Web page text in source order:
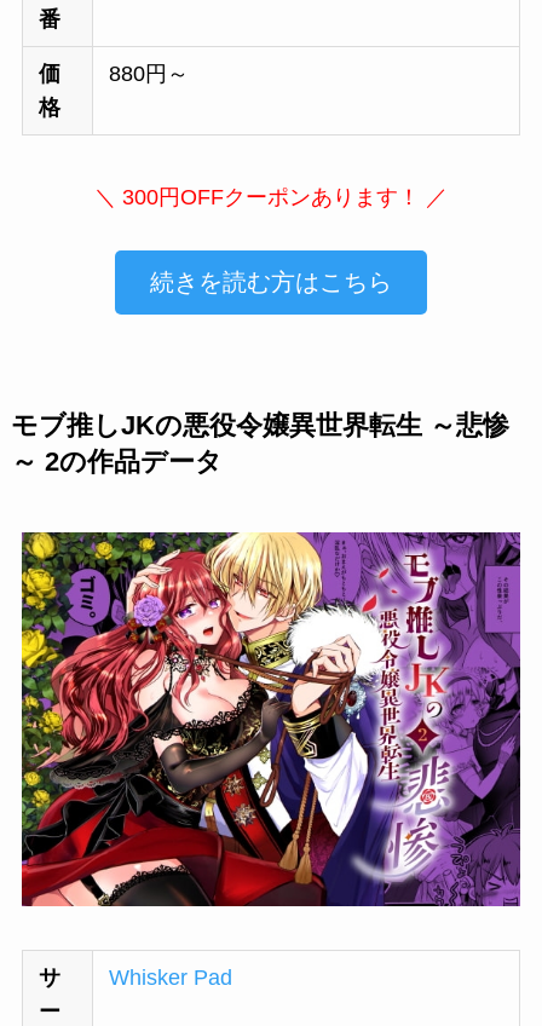
番
価
格
880円～
＼ 300円OFFクーポンあります！ ／
続きを読む方はこちら
モブ推しJKの悪役令嬢異世界転生 ～悲惨
～ 2の作品データ
サ
ー
Whisker Pad